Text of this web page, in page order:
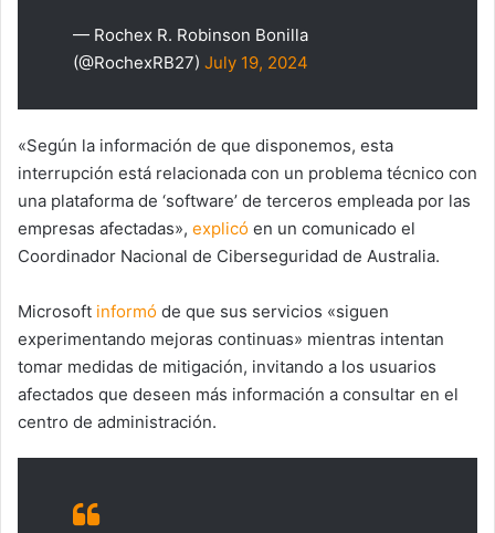
— Rochex R. Robinson Bonilla
(@RochexRB27) July 19, 2024
«Según la información de que disponemos, esta
interrupción está relacionada con un problema técnico con
una plataforma de ‘software’ de terceros empleada por las
empresas afectadas», explicó en un comunicado el
Coordinador Nacional de Ciberseguridad de Australia.
Microsoft informó de que sus servicios «siguen
experimentando mejoras continuas» mientras intentan
tomar medidas de mitigación, invitando a los usuarios
afectados que deseen más información a consultar en el
centro de administración.